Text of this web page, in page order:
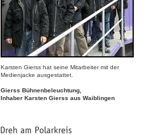
Karsten Gierss hat seine Mitarbeiter mit der
Medienjacke ausgestattet.
Gierss Bühnenbeleuchtung,
Inhaber Karsten Gierss aus Waiblingen